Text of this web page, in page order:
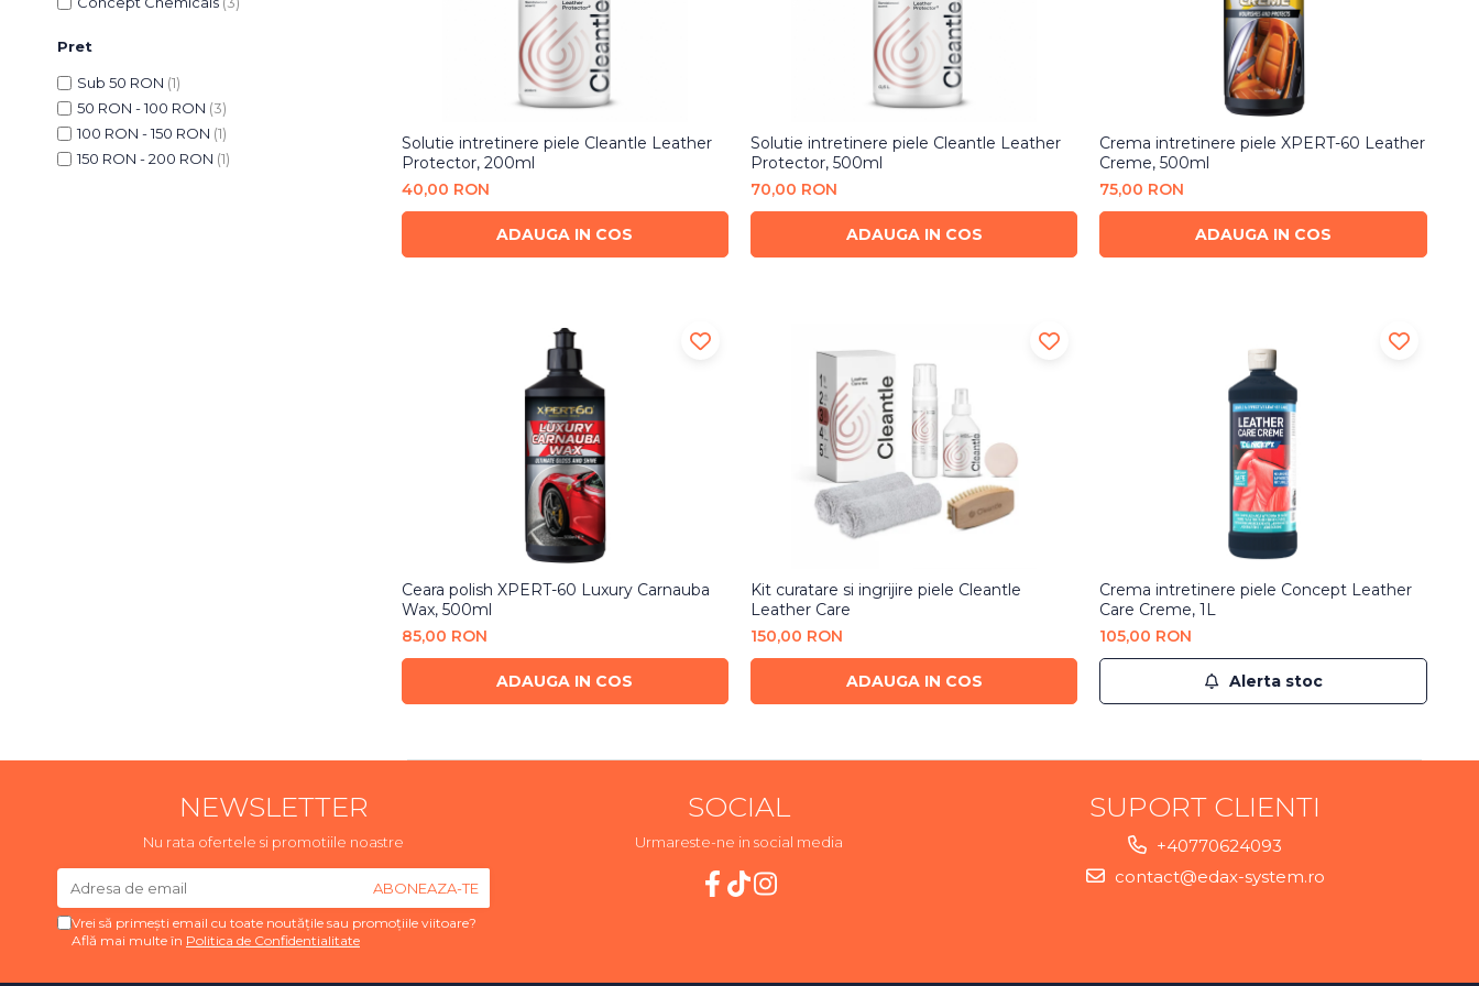
Bureti Abrazivi
Discuri Abrazive
Consumabile
Scule si Echipamente
Pistoale Vopsitorie
Sealant
Accesorii
Manusi spalare
Prosoape uscare
Lavete
Pret
Sub 50 RON (1)
50 RON - 100 RON (3)
100 RON - 150 RON (1)
150 RON - 200 RON (1)
Solutie intretinere piele Cleantle Leather
Protector, 200ml
40,00 RON
ADAUGA IN COS
Solutie intretinere piele Cleantle Leather
Protector, 500ml
70,00 RON
ADAUGA IN COS
Crema intretinere piele XPERT-60 Leather
Creme, 500ml
75,00 RON
ADAUGA IN COS
Ceara polish XPERT-60 Luxury Carnauba
Wax, 500ml
85,00 RON
ADAUGA IN COS
Kit curatare si ingrijire piele Cleantle
Leather Care
150,00 RON
ADAUGA IN COS
Crema intretinere piele Concept Leather
Care Creme, 1L
105,00 RON
Alerta stoc
NEWSLETTER
Nu rata ofertele si promotiile noastre
Vrei să primești email cu toate noutățile sau promoțiile viitoare?
Află mai multe în Politica de Confidentialitate
SOCIAL
Urmareste-ne in social media
SUPORT CLIENTI
+40770624093
contact@edax-system.ro